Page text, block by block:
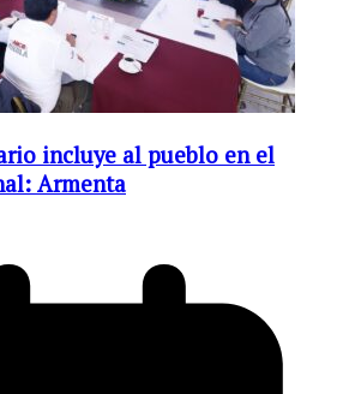
incluye al pueblo en el
Armenta